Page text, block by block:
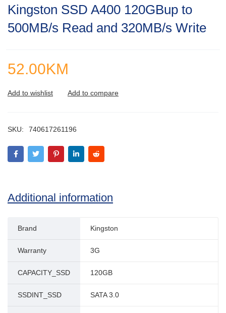
0.001
of
5
Kingston SSD A400 120GBup to
500MB/s Read and 320MB/s Write
52.00KM
SKU: 740617261196
Additional information
Brand Kingston
Warranty 3G
CAPACITY_SSD 120GB
SSDINT_SSD SATA 3.0